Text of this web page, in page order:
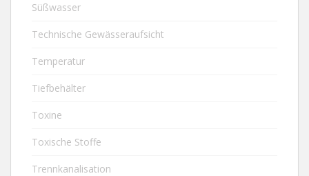
Süßwasser
Technische Gewässeraufsicht
Temperatur
Tiefbehälter
Toxine
Toxische Stoffe
Trennkanalisation